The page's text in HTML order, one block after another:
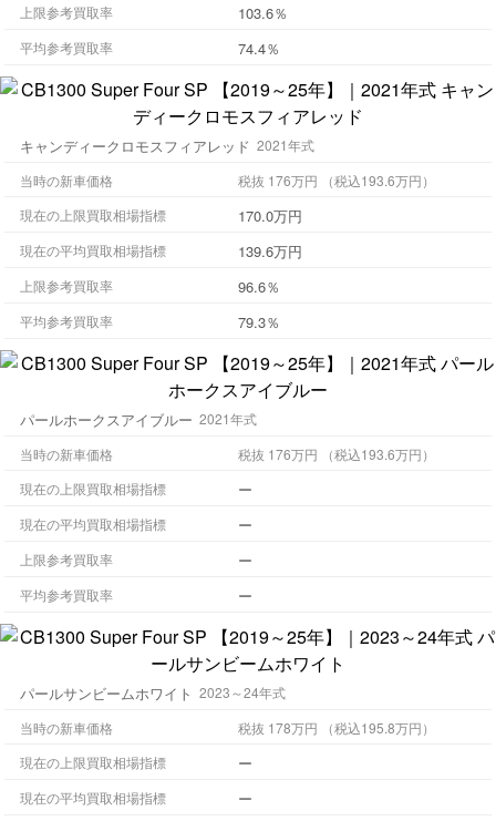
上限参考買取率 103.6％
平均参考買取率 74.4％
キャンディークロモスフィアレッド 2021年式
当時の新車価格
税抜 176万円 （税込193.6万円）
現在の上限買取相場指標
170.0万円
現在の平均買取相場指標 139.6万円
上限参考買取率 96.6％
平均参考買取率 79.3％
パールホークスアイブルー 2021年式
当時の新車価格
税抜 176万円 （税込193.6万円）
現在の上限買取相場指標
ー
現在の平均買取相場指標 ー
上限参考買取率 ー
平均参考買取率 ー
パールサンビームホワイト 2023～24年式
当時の新車価格
税抜 178万円 （税込195.8万円）
現在の上限買取相場指標
ー
現在の平均買取相場指標 ー